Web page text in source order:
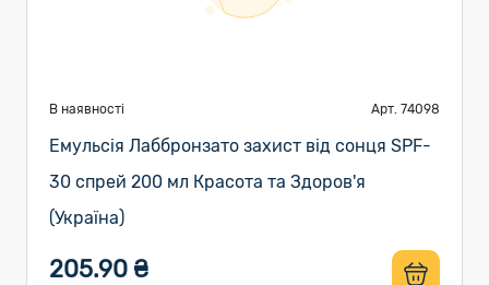
В наявності Арт. 74098
Емульсія Лаббронзато захист від сонця SPF-
30 спрей 200 мл Красота та Здоров'я
(Україна)
205.90 ₴